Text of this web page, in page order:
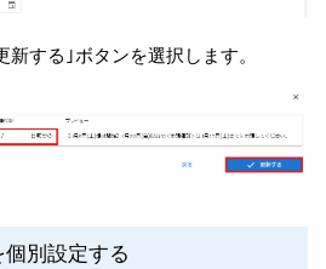
新する｣ボタンを選択します。
別設定する